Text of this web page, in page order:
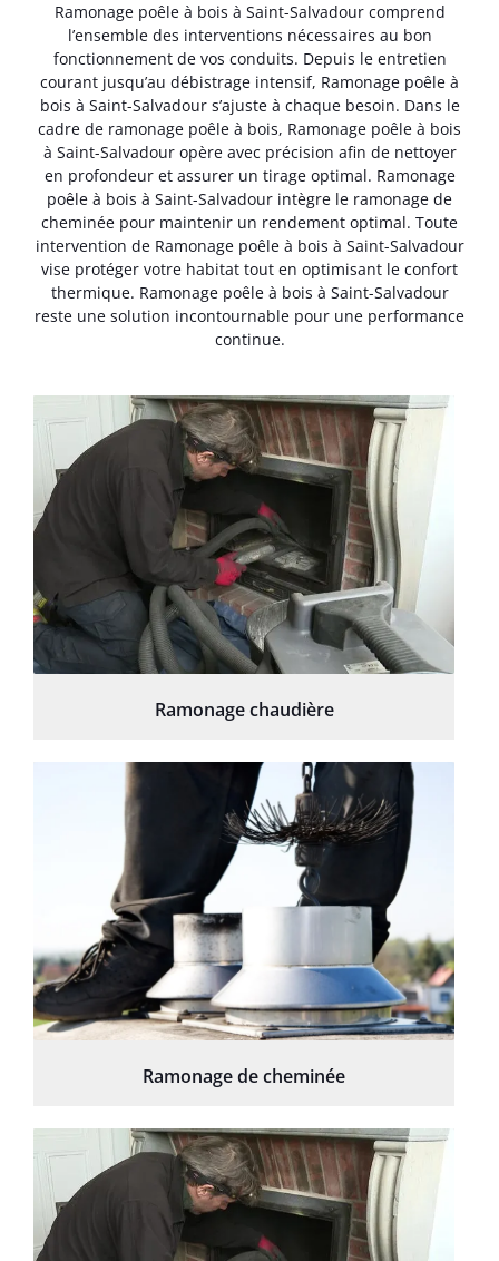
Ramonage poêle à bois à Saint-Salvadour comprend
l’ensemble des interventions nécessaires au bon
fonctionnement de vos conduits. Depuis le entretien
courant jusqu’au débistrage intensif, Ramonage poêle à
bois à Saint-Salvadour s’ajuste à chaque besoin. Dans le
cadre de ramonage poêle à bois, Ramonage poêle à bois
à Saint-Salvadour opère avec précision afin de nettoyer
en profondeur et assurer un tirage optimal. Ramonage
poêle à bois à Saint-Salvadour intègre le ramonage de
cheminée pour maintenir un rendement optimal. Toute
intervention de Ramonage poêle à bois à Saint-Salvadour
vise protéger votre habitat tout en optimisant le confort
thermique. Ramonage poêle à bois à Saint-Salvadour
reste une solution incontournable pour une performance
continue.
Ramonage chaudière
Ramonage de cheminée